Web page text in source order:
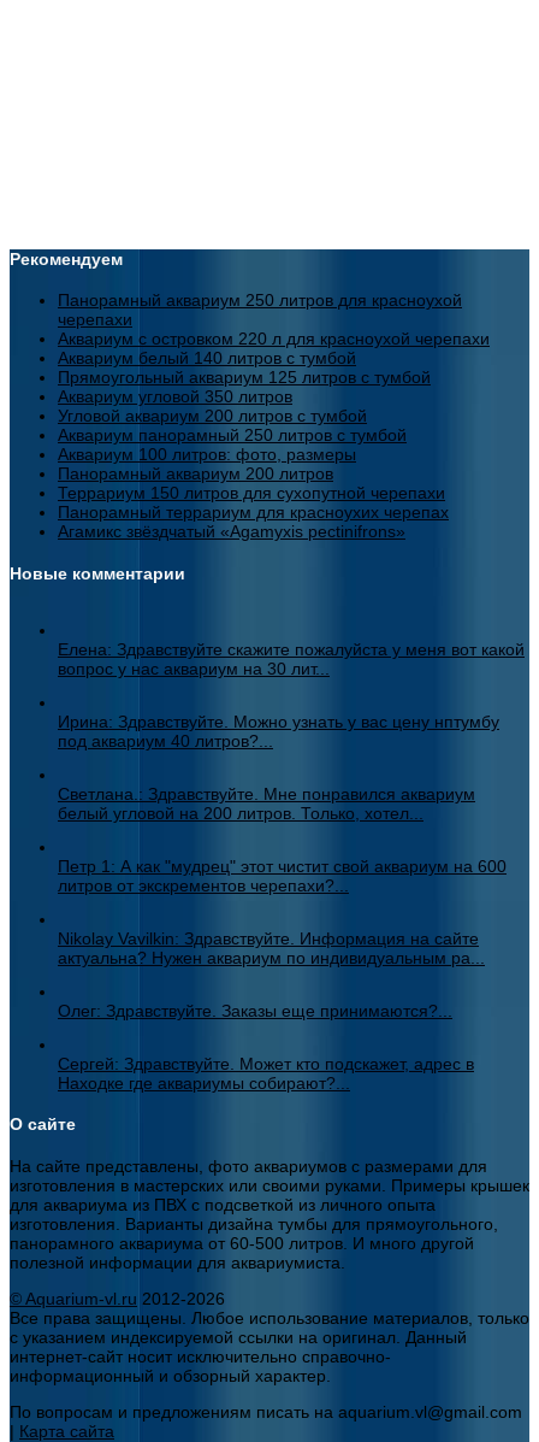
Рекомендуем
Панорамный аквариум 250 литров для красноухой
черепахи
Аквариум с островком 220 л для красноухой черепахи
Аквариум белый 140 литров с тумбой
Прямоугольный аквариум 125 литров с тумбой
Аквариум угловой 350 литров
Угловой аквариум 200 литров с тумбой
Аквариум панорамный 250 литров с тумбой
Аквариум 100 литров: фото, размеры
Панорамный аквариум 200 литров
Террариум 150 литров для сухопутной черепахи
Панорамный террариум для красноухих черепах
Агамикс звёздчатый «Agamyxis pectinifrons»
Новые комментарии
Елена: Здравствуйте скажите пожалуйста у меня вот какой
вопрос у нас аквариум на 30 лит...
Ирина: Здравствуйте. Можно узнать у вас цену нптумбу
под аквариум 40 литров?...
Светлана.: Здравствуйте. Мне понравился аквариум
белый угловой на 200 литров. Только, хотел...
Петр 1: А как "мудрец" этот чистит свой аквариум на 600
литров от экскрементов черепахи?...
Nikolay Vavilkin: Здравствуйте. Информация на сайте
актуальна? Нужен аквариум по индивидуальным ра...
Олег: Здравствуйте. Заказы еще принимаются?...
Сергей: Здравствуйте. Может кто подскажет, адрес в
Находке где аквариумы собирают?...
О сайте
На сайте представлены, фото аквариумов с размерами для
изготовления в мастерских или своими руками. Примеры крышек
для аквариума из ПВХ с подсветкой из личного опыта
изготовления. Варианты дизайна тумбы для прямоугольного,
панорамного аквариума от 60-500 литров. И много другой
полезной информации для аквариумиста.
© Aquarium-vl.ru 2012-2026
Все права защищены. Любое использование материалов, только
с указанием индексируемой ссылки на оригинал. Данный
интернет-сайт носит исключительно справочно-
информационный и обзорный характер.
По вопросам и предложениям писать на aquarium.vl@gmail.com
| Карта сайта